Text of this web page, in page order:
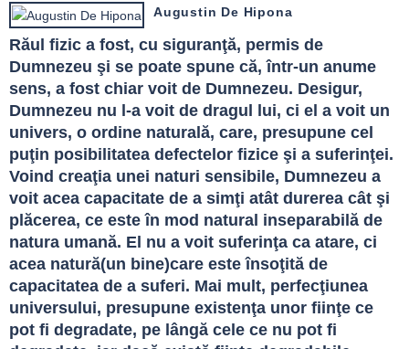
Augustin De Hipona
Răul fizic a fost, cu siguranţă, permis de
Dumnezeu şi se poate spune că, într-un anume
sens, a fost chiar voit de Dumnezeu. Desigur,
Dumnezeu nu l-a voit de dragul lui, ci el a voit un
univers, o ordine naturală, care, presupune cel
puţin posibilitatea defectelor fizice şi a suferinţei.
Voind creaţia unei naturi sensibile, Dumnezeu a
voit acea capacitate de a simţi atât durerea cât şi
plăcerea, ce este în mod natural inseparabilă de
natura umană. El nu a voit suferinţa ca atare, ci
acea natură(un bine)care este însoţită de
capacitatea de a suferi. Mai mult, perfecţiunea
universului, presupune existenţa unor fiinţe ce
pot fi degradate, pe lângă cele ce nu pot fi